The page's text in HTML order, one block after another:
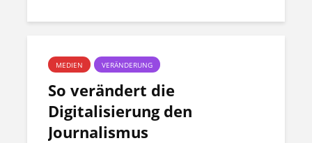
MEDIEN VERÄNDERUNG
So verändert die
Digitalisierung den
Journalismus